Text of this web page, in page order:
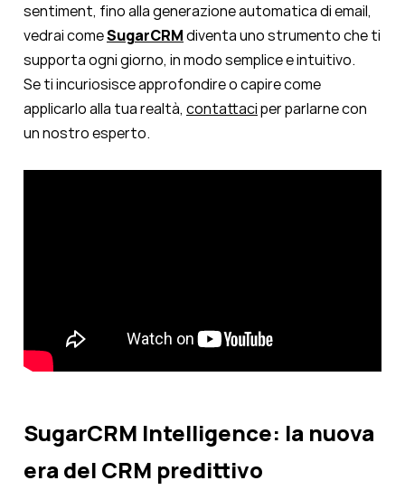
sentiment, fino alla generazione automatica di email,
vedrai comeSugarCRMdiventa uno strumento che ti
supporta ogni giorno, in modo semplice e intuitivo.
Se ti incuriosisce approfondire o capire come
applicarlo alla tua realtà, contattaciper parlarne con
un nostro esperto.
SugarCRM Intelligence: la nuova
era del CRM predittivo